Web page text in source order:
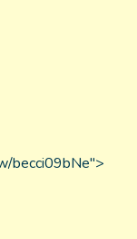
becci09bNe">